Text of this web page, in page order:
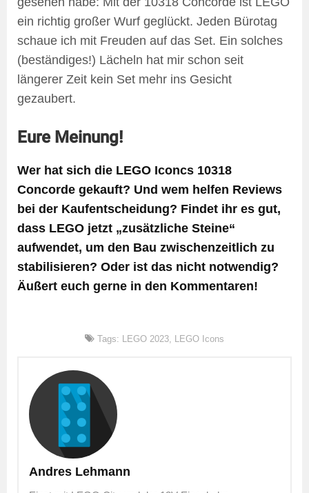
ein richtig großer Wurf geglückt. Jeden Bürotag
schaue ich mit Freuden auf das Set. Ein solches
(beständiges!) Lächeln hat mir schon seit
längerer Zeit kein Set mehr ins Gesicht
gezaubert.
Eure Meinung!
Wer hat sich die LEGO Iconcs 10318
Concorde gekauft? Und wem helfen Reviews
bei der Kaufentscheidung? Findet ihr es gut,
dass LEGO jetzt „zusätzliche Steine“
aufwendet, um den Bau zwischenzeitlich zu
stabilisieren? Oder ist das nicht notwendig?
Äußert euch gerne in den Kommentaren!
Tags: LEGO 2023, LEGO Icons
Andres Lehmann